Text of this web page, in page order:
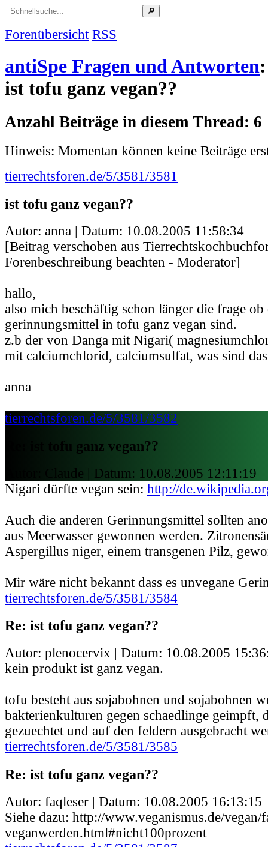
Forenübersicht RSS
antiSpe Fragen und Antworten:
ist tofu ganz vegan??
Anzahl Beiträge in diesem Thread: 6
Hinweis: Momentan können keine Beiträge
tierrechtsforen.de/5/3581/3581
ist tofu ganz vegan??
Autor: anna | Datum: 10.08.2005 11:58:34
[Beitrag verschoben aus
Forenbeschreibung beachten - Moderator]
hallo,
also mich beschäftig schon länger die frage ob
gerinnungsmittel in tofu ganz vegan sind.
z.b der von Danga mit Nigari(
mit calciumchlorid, calciumsulfat, was sind
anna
tierrechtsforen.de/5/3581/3582
Re: ist tofu ganz vegan??
Autor: Claude | Datum: 10.08.2005 12:11:19
Nigari dürfte vegan sein: http://
Auch die anderen Gerinnungsmittel sollten
aus Meerwasser gewonnen werden.
Aspergillus niger, einem transgenen Pilz,
Mir wäre nicht bekannt dass es unvegane
tierrechtsforen.de/5/3581/3584
Re: ist tofu ganz vegan??
Autor: plenocervix | Datum: 10.08.2005
kein produkt ist ganz vegan.
tofu besteht aus sojabohnen und sojabohnen
bakterienkulturen gegen schaedlinge geimpft,
gezuechtet und auf den feldern ausgebracht
tierrechtsforen.de/5/3581/3585
Re: ist tofu ganz vegan??
Autor: faqleser | Datum: 10.08.2005 16:13:15
Siehe dazu: http://www.veganismus.de/vegan/
veganwerden.html#nicht100prozent